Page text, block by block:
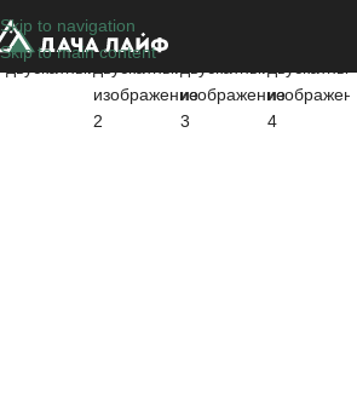
Skip to navigation
Skip to main content